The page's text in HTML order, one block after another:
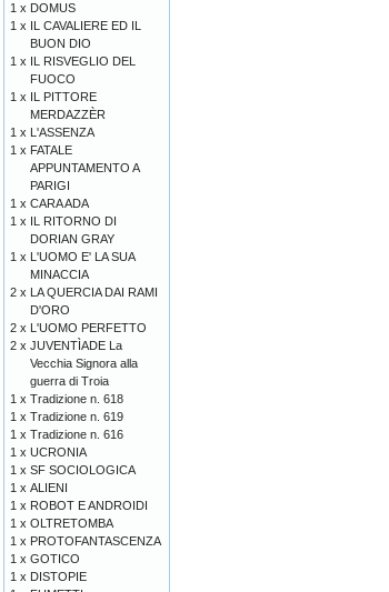
1 x DOMUS
1 x IL CAVALIERE ED IL
BUON DIO
1 x IL RISVEGLIO DEL
FUOCO
1 x IL PITTORE
MERDAZZÈR
1 x L'ASSENZA
1 x FATALE
APPUNTAMENTO A
PARIGI
1 x CARA ADA
1 x IL RITORNO DI
DORIAN GRAY
1 x L'UOMO E' LA SUA
MINACCIA
2 x LA QUERCIA DAI RAMI
D'ORO
2 x L'UOMO PERFETTO
2 x JUVENTÌADE La
Vecchia Signora alla
guerra di Troia
1 x Tradizione n. 618
1 x Tradizione n. 619
1 x Tradizione n. 616
1 x UCRONIA
1 x SF SOCIOLOGICA
1 x ALIENI
1 x ROBOT E ANDROIDI
1 x OLTRETOMBA
1 x PROTOFANTASCENZA
1 x GOTICO
1 x DISTOPIE